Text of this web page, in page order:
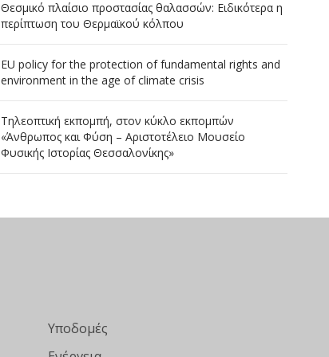
Θεσμικό πλαίσιο προστασίας θαλασσών: Ειδικότερα η
περίπτωση του Θερμαϊκού κόλπου
EU policy for the protection of fundamental rights and
environment in the age of climate crisis
Τηλεοπτική εκπομπή, στον κύκλο εκπομπών
«Άνθρωπος και Φύση – Αριστοτέλειο Μουσείο
Φυσικής Ιστορίας Θεσσαλονίκης»
Υποδομές